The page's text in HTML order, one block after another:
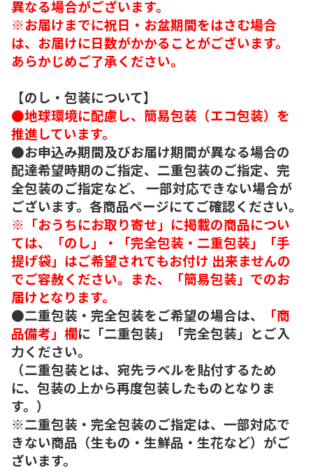
異なる場合がございます。
※お届けまでに祝日・お盆期間をはさむ場合
は、お届けに日数がかかることがございます。
あらかじめご了承ください。
【のし・包装について】
●地球環境に配慮し、簡易包装（エコ包装）を
推進しています。
●お申込み期間及びお届け期間が異なる場合の
配達希望時期のご指定、二重包装のご指定、完
全包装のご指定など、 一部対応できない場合が
ございます。各商品ページにてご確認ください。
※「おうちにお取り寄せ」に掲載の商品につい
ては、「のし」・「完全包装・二重包装」「手
提げ袋」はご希望されてもお付け 出来ませんの
でご容赦ください。また、「簡易包装」でのお
届けとなります。
●二重包装・完全包装をご希望の場合は、
「商
品備考」欄に「二重包装」「完全包装」とご入
力ください。
（二重包装とは、宛先ラベルを貼付するため
に、包装の上から再度包装したものとなりま
す。）
※二重包装・完全包装のご指定は、一部対応で
きない商品（生もの・生鮮品・生花など）がご
ざいます。